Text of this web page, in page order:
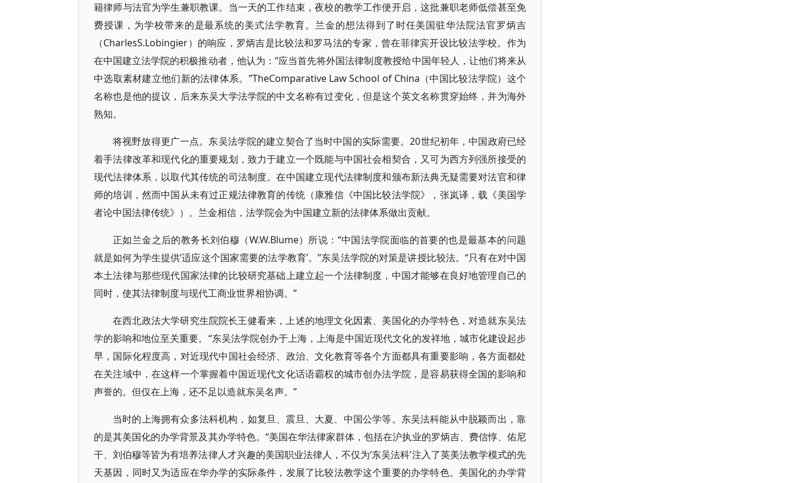
籍律师与法官为学生兼职教课。当一天的工作结束，夜校的教学工作便开启，这批兼职老师低偿甚至免
费授课，为学校带来的是最系统的美式法学教育。兰金的想法得到了时任美国驻华法院法官罗炳吉
（CharlesS.Lobingier）的响应，罗炳吉是比较法和罗马法的专家，曾在菲律宾开设比较法学校。作为
在中国建立法学院的积极推动者，他认为：“应当首先将外国法律制度教授给中国年轻人，让他们将来从
中选取素材建立他们新的法律体系。”TheComparative Law School of China（中国比较法学院）这个
名称也是他的提议，后来东吴大学法学院的中文名称有过变化，但是这个英文名称贯穿始终，并为海外
熟知。
将视野放得更广一点。东吴法学院的建立契合了当时中国的实际需要。20世纪初年，中国政府已经
着手法律改革和现代化的重要规划，致力于建立一个既能与中国社会相契合，又可为西方列强所接受的
现代法律体系，以取代其传统的司法制度。在中国建立现代法律制度和颁布新法典无疑需要对法官和律
师的培训，然而中国从未有过正规法律教育的传统（康雅信《中国比较法学院》，张岚译，载《美国学
者论中国法律传统》）。兰金相信，法学院会为中国建立新的法律体系做出贡献。
正如兰金之后的教务长刘伯穆（W.W.Blume）所说：“中国法学院面临的首要的也是最基本的问题
就是如何为学生提供‘适应这个国家需要的法学教育’。”东吴法学院的对策是讲授比较法。“只有在对中国
本土法律与那些现代国家法律的比较研究基础上建立起一个法律制度，中国才能够在良好地管理自己的
同时，使其法律制度与现代工商业世界相协调。”
在西北政法大学研究生院院长王健看来，上述的地理文化因素、美国化的办学特色，对造就东吴法
学的影响和地位至关重要。“东吴法学院创办于上海，上海是中国近现代文化的发祥地，城市化建设起步
早，国际化程度高，对近现代中国社会经济、政治、文化教育等各个方面都具有重要影响，各方面都处
在关注域中，在这样一个掌握着中国近现代文化话语霸权的城市创办法学院，是容易获得全国的影响和
声誉的。但仅在上海，还不足以造就东吴名声。”
当时的上海拥有众多法科机构，如复旦、震旦、大夏、中国公学等。东吴法科能从中脱颖而出，靠
的是其美国化的办学背景及其办学特色。“美国在华法律家群体，包括在沪执业的罗炳吉、费信惇、佑尼
干、刘伯穆等皆为有培养法律人才兴趣的美国职业法律人，不仅为‘东吴法科’注入了英美法教学模式的先
天基因，同时又为适应在华办学的实际条件，发展了比较法教学这个重要的办学特色。美国化的办学背